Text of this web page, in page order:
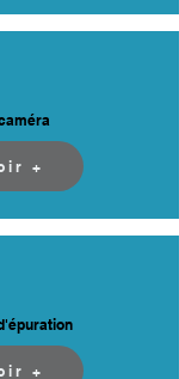
+
+